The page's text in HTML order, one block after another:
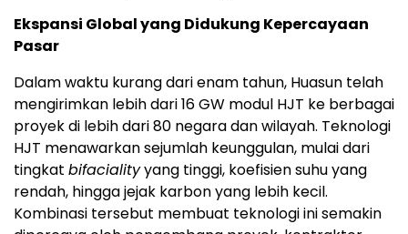
Ekspansi Global yang Didukung Kepercayaan
Pasar
Dalam waktu kurang dari enam tahun, Huasun telah
mengirimkan lebih dari 16 GW modul HJT ke berbagai
proyek di lebih dari 80 negara dan wilayah. Teknologi
HJT menawarkan sejumlah keunggulan, mulai dari
tingkat bifacialityyang tinggi, koefisien suhu yang
rendah, hingga jejak karbon yang lebih kecil.
Kombinasi tersebut membuat teknologi ini semakin